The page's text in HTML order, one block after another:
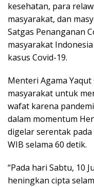
kesehatan, para
masyarakat, dan
Satgas Penanganan
masyarakat
kasus Covid-19.
Menteri Agama
masyarakat untuk
wafat karena
dalam momentum
digelar serentak pada
WIB selama 60 detik.
“Pada hari Sabtu, 10
heningkan cipta